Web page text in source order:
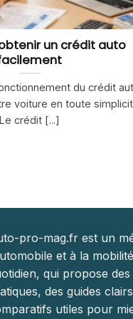
un crédit auto
du crédit
voiture en toute
Le crédit [...]
pro-mag.fr est un
et à la
qui propose des
des guides
utiles pour